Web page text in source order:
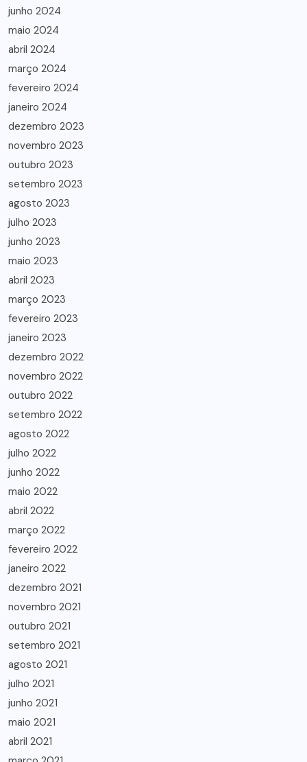
junho 2024
maio 2024
abril 2024
março 2024
fevereiro 2024
janeiro 2024
dezembro 2023
novembro 2023
outubro 2023
setembro 2023
agosto 2023
julho 2023
junho 2023
maio 2023
abril 2023
março 2023
fevereiro 2023
janeiro 2023
dezembro 2022
novembro 2022
outubro 2022
setembro 2022
agosto 2022
julho 2022
junho 2022
maio 2022
abril 2022
março 2022
fevereiro 2022
janeiro 2022
dezembro 2021
novembro 2021
outubro 2021
setembro 2021
agosto 2021
julho 2021
junho 2021
maio 2021
abril 2021